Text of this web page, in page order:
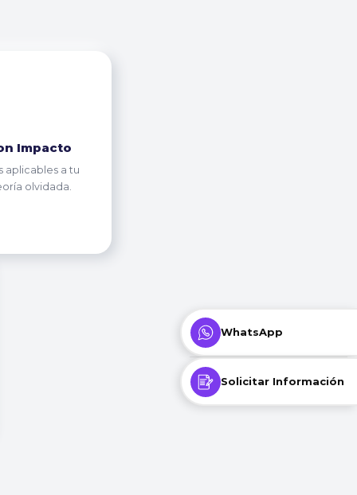
Impacto
aplicables a tu
olvidada.
WhatsApp
Solicitar Información